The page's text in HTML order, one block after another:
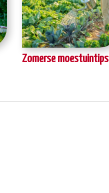
Zomerse moestuintips